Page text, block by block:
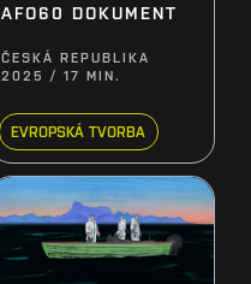
AFO60 DOKUMENT
ČESKÁ REPUBLIKA
2025 / 17 MIN.
EVROPSKÁ TVORBA